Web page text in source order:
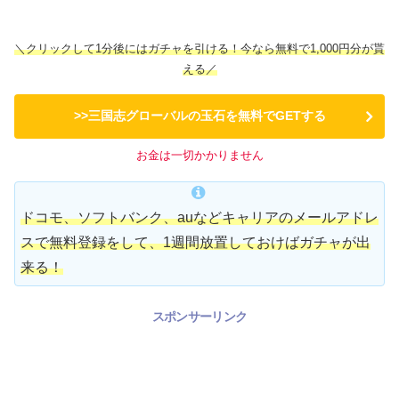
＼クリックして1分後にはガチャを引ける！今なら無料で1,000円分が貰
える／
>>三国志グローバルの玉石を無料でGETする
お金は一切かかりません
ドコモ、ソフトバンク、auなどキャリアのメールアドレ
スで無料登録をして、1週間放置しておけばガチャが出
来る！
スポンサーリンク